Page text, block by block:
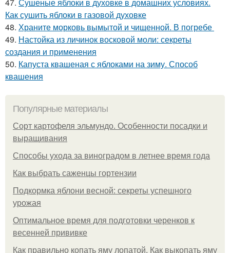
Как сушить яблоки в газовой духовке
48. Храните морковь вымытой и чищенной. В погребе
49. Настойка из личинок восковой моли: секреты
создания и применения
50. Капуста квашеная с яблоками на зиму. Способ
квашения
Популярные материалы
Сорт картофеля эльмундо. Особенности посадки и
выращивания
Способы ухода за виноградом в летнее время года
Как выбрать саженцы гортензии
Подкормка яблони весной: секреты успешного
урожая
Оптимальное время для подготовки черенков к
весенней прививке
Как правильно копать яму лопатой. Как выкопать яму